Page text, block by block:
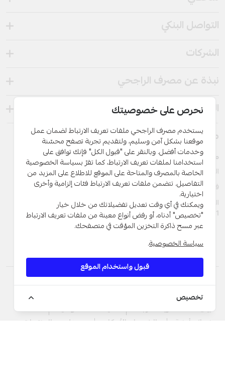
التواصل البنكي
الشركات
نبذة عن مصرف الراجحي
الروابط السريعة
معلومات التواصل
مصرف الراجحي – الأردن
الهاتف:+962 6 563 3030, +962 7 9888 2221
فاكس:+ 962 6 566 9911
الفرع: حي الأمير راشد - شارع الملك عبدالله الثاني بن الحسين مبنى رقم
381
النسبة المئوية السنوية لاسعار التمويلات
التوعية عن الاحتيال
بيان ملفات تعريف الارتباط
سياسة الخصوصية
نصائح أمنية
الشروط والأحكام معدل ربح المنتجات
نحرص على خصوصيتك
يستخدم مصرف الراجحي ملفات تعريف الارتباط لضمان عمل
موقعنا بشكل آمن وسليم، ولتقديم تجربة تصفح محسّنة
وخدمات أفضل. وبالنقر على "قبول الكل" فإنك توافق على
استخدامنا لملفات تعريف الارتباط، كما تقرّ بسياسة الخصوصية
الخاصة بالمصرف والمتاحة على الموقع للاطلاع على المزيد من
التفاصيل. تتضمن ملفات تعريف الارتباط فئات إلزامية وأخرى
اختيارية.
ويمكنك في أي وقت تعديل تفضيلاتك من خلال خيار
"تخصيص" أدناه، أو رفض أنواع معينة من ملفات تعريف الارتباط
عبر مسح ذاكرة التخزين المؤقت في متصفحك.
سياسة الخصوصية.
قبول واستخدام الموقع
تخصيص